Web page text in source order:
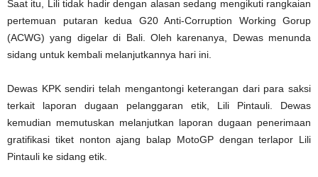
Saat itu, Lili tidak hadir dengan alasan sedang mengikuti rangkaian
pertemuan putaran kedua G20 Anti-Corruption Working Gorup
(ACWG) yang digelar di Bali. Oleh karenanya, Dewas menunda
sidang untuk kembali melanjutkannya hari ini.
Dewas KPK sendiri telah mengantongi keterangan dari para saksi
terkait laporan dugaan pelanggaran etik, Lili Pintauli. Dewas
kemudian memutuskan melanjutkan laporan dugaan penerimaan
gratifikasi tiket nonton ajang balap MotoGP dengan terlapor Lili
Pintauli ke sidang etik.